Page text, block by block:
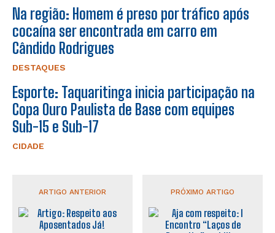
Na região: Homem é preso por tráfico após
cocaína ser encontrada em carro em
Cândido Rodrigues
DESTAQUES
Esporte: Taquaritinga inicia participação na
Copa Ouro Paulista de Base com equipes
Sub-15 e Sub-17
CIDADE
ARTIGO ANTERIOR PRÓXIMO ARTIGO